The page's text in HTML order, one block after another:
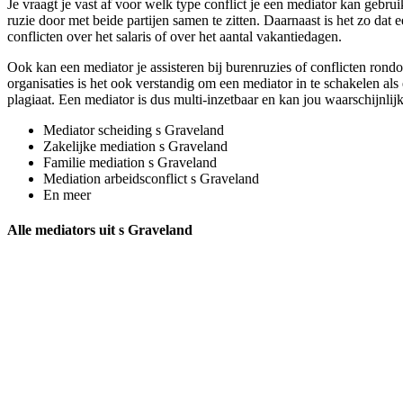
Je vraagt je vast af voor welk type conflict je een mediator kan
ruzie door met beide partijen samen te zitten. Daarnaast is het zo
conflicten over het salaris of over het aantal vakantiedagen.
Ook kan een mediator je assisteren bij burenruzies of conflicten
organisaties is het ook verstandig om een mediator in te schakelen
plagiaat. Een mediator is dus multi-inzetbaar en kan jou
Mediator scheiding s Graveland
Zakelijke mediation s Graveland
Familie mediation s Graveland
Mediation arbeidsconflict s Graveland
En meer
Alle mediators uit s Graveland